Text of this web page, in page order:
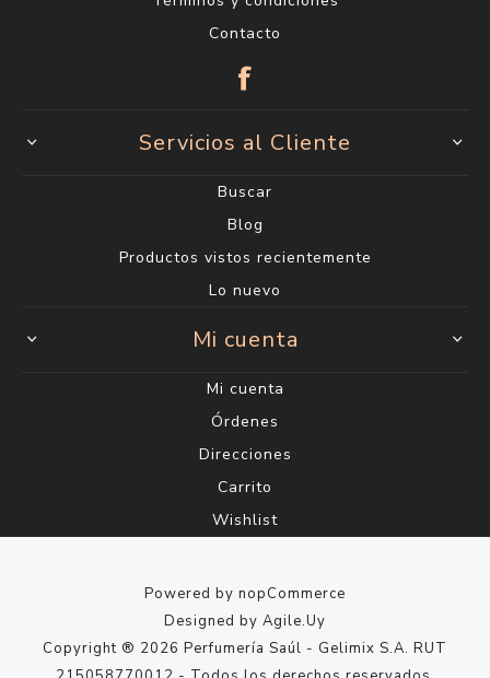
Contacto
Servicios al Cliente
Buscar
Blog
Productos vistos recientemente
Lo nuevo
Mi cuenta
Mi cuenta
Órdenes
Direcciones
Carrito
Wishlist
Powered by nopCommerce
Designed by Agile.Uy
Copyright ® 2026 Perfumería Saúl - Gelimix S.A. RUT